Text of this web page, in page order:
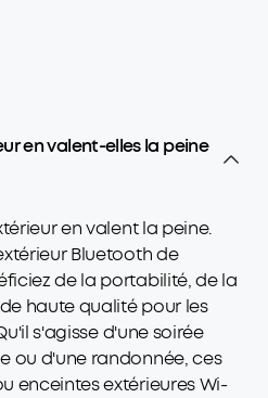
en valent-elles la peine
en valent la peine.
Bluetooth de
de la portabilité, de la
haute qualité pour les
s'agisse d'une soirée
ou d'une randonnée, ces
enceintes extérieures Wi-